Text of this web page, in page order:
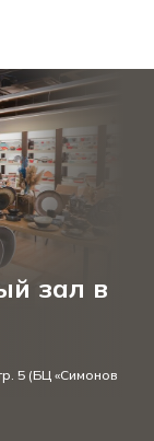
зал в
5 (БЦ «Симонов